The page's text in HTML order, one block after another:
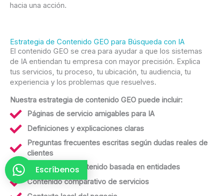
hacia una acción.
Estrategia de Contenido GEO para Búsqueda con IA
El contenido GEO se crea para ayudar a que los sistemas
de IA entiendan tu empresa con mayor precisión. Explica
tus servicios, tu proceso, tu ubicación, tu audiencia, tu
experiencia y los problemas que resuelves.
Nuestra estrategia de contenido GEO puede incluir:
Páginas de servicio amigables para IA
Definiciones y explicaciones claras
Preguntas frecuentes escritas según dudas reales de
clientes
Estructura de contenido basada en entidades
Contenido comparativo de servicios
Escríbenos